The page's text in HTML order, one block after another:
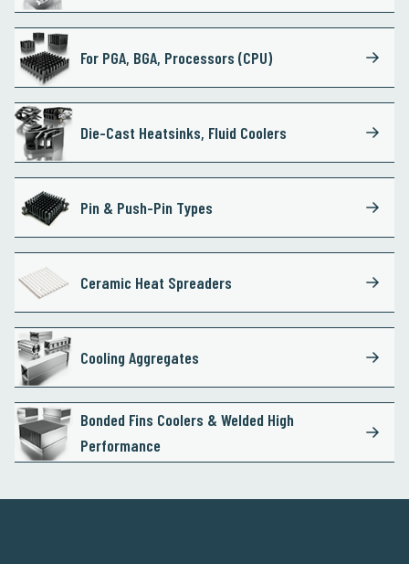
For PGA, BGA, Processors (CPU)
Die-Cast Heatsinks, Fluid Coolers
Pin & Push-Pin Types
Ceramic Heat Spreaders
Cooling Aggregates
Bonded Fins Coolers & Welded High
Performance